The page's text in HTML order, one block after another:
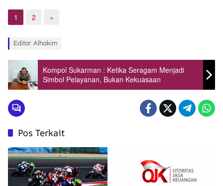
1 2 »
Editor: Alhakim
Kompol Sukarman : Ketika Seragam Menjadi
Simbol Pelayanan, Bukan Kekuasaan
Pos Terkait